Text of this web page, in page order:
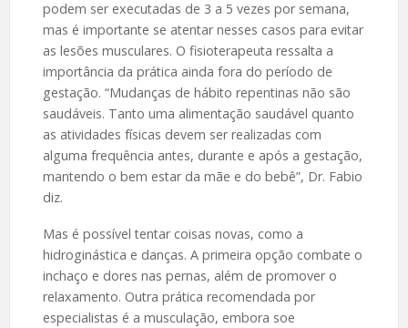
podem ser executadas de 3 a 5 vezes por semana,
mas é importante se atentar nesses casos para evitar
as lesões musculares. O fisioterapeuta ressalta a
importância da prática ainda fora do período de
gestação. “Mudanças de hábito repentinas não são
saudáveis. Tanto uma alimentação saudável quanto
as atividades físicas devem ser realizadas com
alguma frequência antes, durante e após a gestação,
mantendo o bem estar da mãe e do bebê”, Dr. Fabio
diz.
Mas é possível tentar coisas novas, como a
hidroginástica e danças. A primeira opção combate o
inchaço e dores nas pernas, além de promover o
relaxamento. Outra prática recomendada por
especialistas é a musculação, embora soe